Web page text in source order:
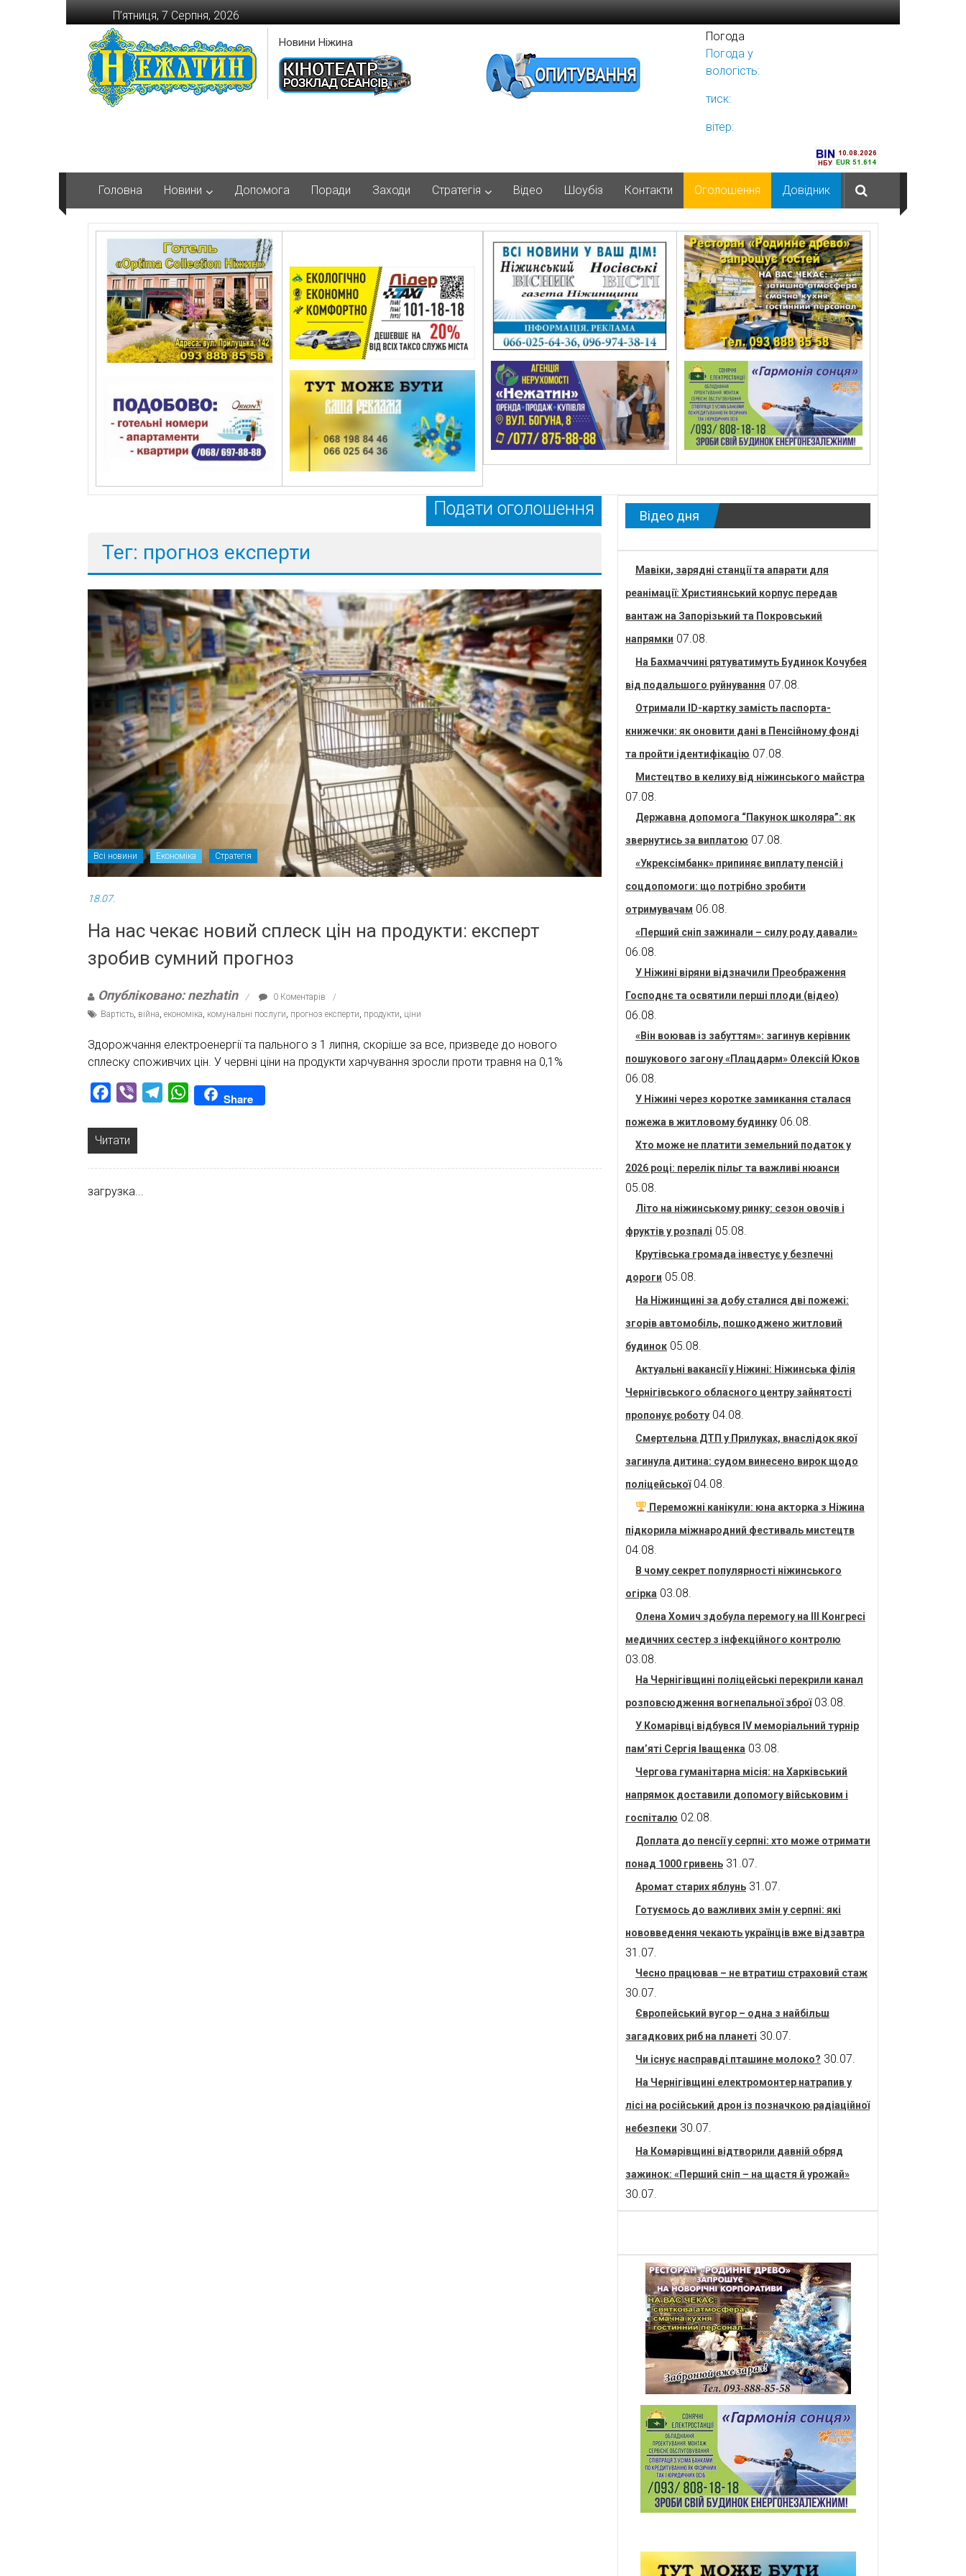
Перейти
до
вмісту
П’ятниця, 7 Серпня, 2026
Новини Ніжина
Погода
Погода у
вологість:
тиск:
вітер:
Головна Новини Допомога Поради Заходи Стратегія Відео Шоубіз Контакти Оголошення Довідник
Подати оголошення
Тег: прогноз експерти
Всі новини Економіка Стратегія
18.07.
На нас чекає новий сплеск цін на продукти: експерт
зробив сумний прогноз
Опубліковано: nezhatin
0 Коментарів
Вартість війна економіка комунальні послуги прогноз експерти продукти ціни
Здорожчання електроенергії та пального з 1 липня, скоріше за все, призведе до нового
сплеску споживчих цін. У червні ціни на продукти харчування зросли проти травня на 0,1%
Facebook
Viber TelegramWhatsAppShare
Читати
загрузка...
Відео дня
Мавіки, зарядні станції та апарати для
реанімації: Християнський корпус передав
вантаж на Запорізький та Покровський
напрямки 07.08.
На Бахмаччині рятуватимуть Будинок Кочубея
від подальшого руйнування 07.08.
Отримали ID-картку замість паспорта-
книжечки: як оновити дані в Пенсійному фонді
та пройти ідентифікацію 07.08.
Мистецтво в келиху від ніжинського майстра
07.08.
Державна допомога “Пакунок школяра”: як
звернутись за виплатою 07.08.
«Укрексімбанк» припиняє виплату пенсій і
соцдопомоги: що потрібно зробити
отримувачам 06.08.
«Перший сніп зажинали – силу роду давали»
06.08.
У Ніжині віряни відзначили Преображення
Господнє та освятили перші плоди (відео)
06.08.
«Він воював із забуттям»: загинув керівник
пошукового загону «Плацдарм» Олексій Юков
06.08.
У Ніжині через коротке замикання сталася
пожежа в житловому будинку 06.08.
Хто може не платити земельний податок у
2026 році: перелік пільг та важливі нюанси
05.08.
Літо на ніжинському ринку: сезон овочів і
фруктів у розпалі 05.08.
Крутівська громада інвестує у безпечні
дороги 05.08.
На Ніжинщині за добу сталися дві пожежі:
згорів автомобіль, пошкоджено житловий
будинок 05.08.
Актуальні вакансії у Ніжині: Ніжинська філія
Чернігівського обласного центру зайнятості
пропонує роботу 04.08.
Смертельна ДТП у Прилуках, внаслідок якої
загинула дитина: судом винесено вирок щодо
поліцейської 04.08.
Переможні канікули: юна акторка з Ніжина
підкорила міжнародний фестиваль мистецтв
04.08.
В чому секрет популярності ніжинського
огірка 03.08.
Олена Хомич здобула перемогу на ІІІ Конгресі
медичних сестер з інфекційного контролю
03.08.
На Чернігівщині поліцейські перекрили канал
розповсюдження вогнепальної зброї 03.08.
У Комарівці відбувся IV меморіальний турнір
пам’яті Сергія Іващенка 03.08.
Чергова гуманітарна місія: на Харківський
напрямок доставили допомогу військовим і
госпіталю 02.08.
Доплата до пенсії у серпні: хто може отримати
понад 1000 гривень 31.07.
Аромат старих яблунь 31.07.
Готуємось до важливих змін у серпні: які
нововведення чекають українців вже відзавтра
31.07.
Чесно працював – не втратиш страховий стаж
30.07.
Європейський вугор – одна з найбільш
загадкових риб на планеті 30.07.
Чи існує насправді пташине молоко? 30.07.
На Чернігівщині електромонтер натрапив у
лісі на російський дрон із позначкою радіаційної
небезпеки 30.07.
На Комарівщині відтворили давній обряд
зажинок: «Перший сніп – на щастя й урожай»
30.07.